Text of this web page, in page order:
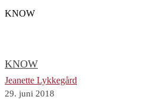
KNOW
KNOW
Jeanette Lykkegård
29. juni 2018